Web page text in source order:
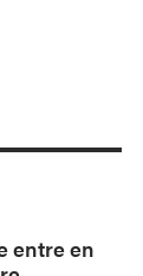
entre en